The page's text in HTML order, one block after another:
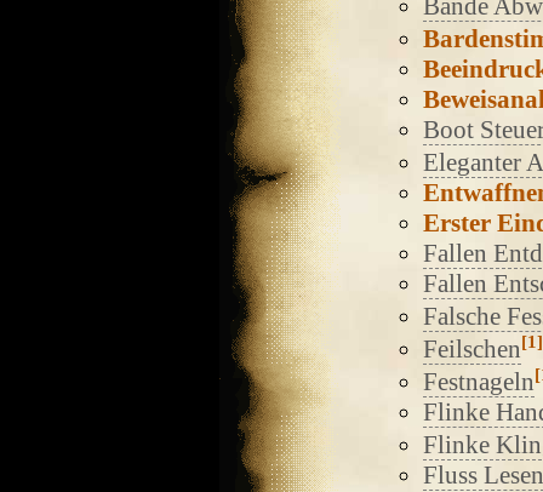
Bande
Boot
Eleganter
Erster
Fallen
Fallen
Falsche
Feilschen[1]
Festnageln
Flinke
Flinke
Fluss Lesen